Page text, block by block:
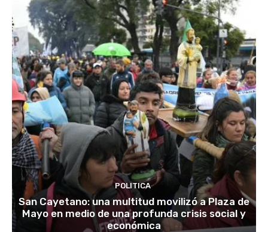
POLITICA
San Cayetano: una multitud movilizó a Plaza de
Mayo en medio de una profunda crisis social y
económica